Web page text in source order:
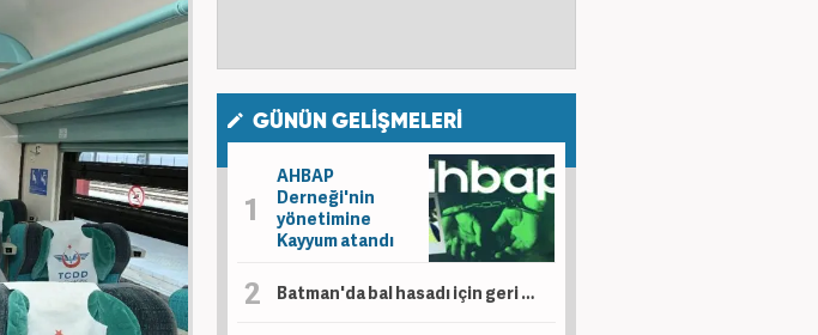
GÜNÜN GELİŞMELERİ
AHBAP
Derneği'nin
yönetimine
Kayyum atandı
Batman'da bal hasadı için geri sayım! Arıcıların yüzü bu yıl gülüyor